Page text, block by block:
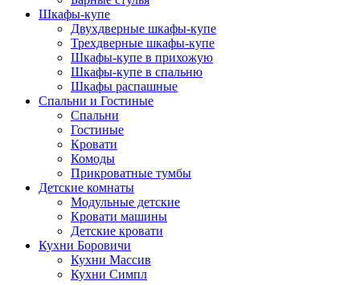
Шкафы-купе
Двухдверные шкафы-купе
Трехдверные шкафы-купе
Шкафы-купе в прихожую
Шкафы-купе в спальню
Шкафы распашные
Спальни и Гостиные
Спальни
Гостиные
Кровати
Комоды
Прикроватные тумбы
Детские комнаты
Модульные детские
Кровати машины
Детские кровати
Кухни Боровичи
Кухни Массив
Кухни Симпл